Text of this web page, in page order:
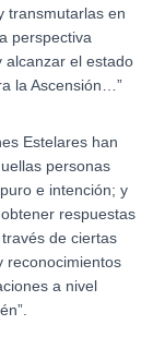
transmutarlas en
perspectiva
alcanzar el estado
la Ascensión…”
Estelares han
personas
e intención; y
respuestas
de ciertas
reconocimientos
a nivel